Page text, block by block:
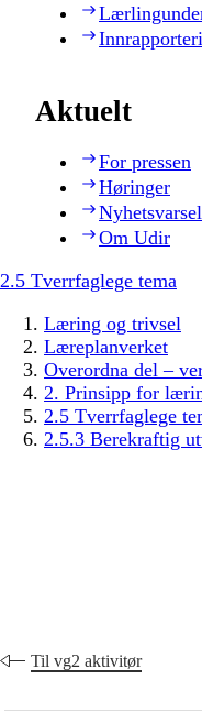
Aktuelt
For pressen
Høringer
Nyhetsvarsel
Om Udir
2.5 Tverrfaglege tema
Læring og trivsel
Læreplanverket
Overordna del –
2. Prinsipp for
2.5 Tverrfaglege
2.5.3 Berekraftig
Til vg2 aktivitør